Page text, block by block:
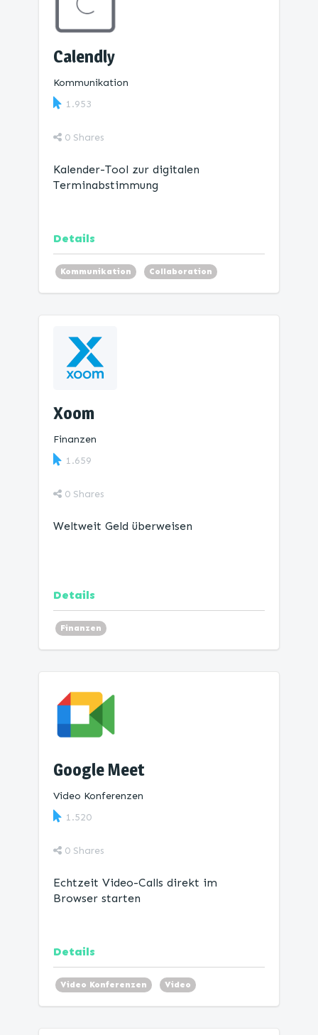
Calendly
Kommunikation
1.953
0 Shares
Kalender-Tool zur digitalen
Terminabstimmung
Details
Kommunikation Collaboration
Produktivität
Xoom
Finanzen
1.659
0 Shares
Weltweit Geld überweisen
Details
Finanzen
Google Meet
Video Konferenzen
1.520
0 Shares
Echtzeit Video-Calls direkt im
Browser starten
Details
Video Konferenzen Video
Kommunikation Home Office